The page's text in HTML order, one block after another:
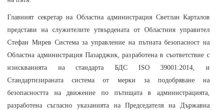
Главният секретар на Областна администрация Светлан Карталов
представи на служителите утвърдената от Областния управител
Стефан Мирев Система за управление на пътната безопасност на
Областна администрация Пазарджик, разработена в съответствие с
изискванията на стандарта БДС ISO 39001:2014, и
Стандартизираната система от мерки за подобряване на
безопасността на движение по пътищата в администрацията,
разработена съгласно указанията на Председателя на Държавна